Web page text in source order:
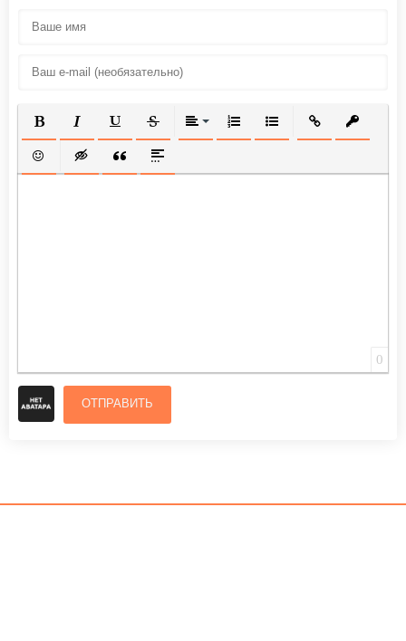
ПОЛУЖИРНЫЙ
КУРСИВПОДЧЕРКНУТЫЙ
ЗАЧЕРКНУТЫЙВЫРАВНИВАНИЕ
НУМЕРОВАННЫЙ СПИСОК
МАРКИРОВАННЫЙ
ВСТАВИТЬ
ВСТАВИТЬ СМАЙЛИК
ВСТАВКА СКРЫТОГО ТЕКСТА
ВСТАВКА ЦИТАТЫ
ВСТАВКА СПОЙЛЕРА
0
ОТПРАВИТЬ